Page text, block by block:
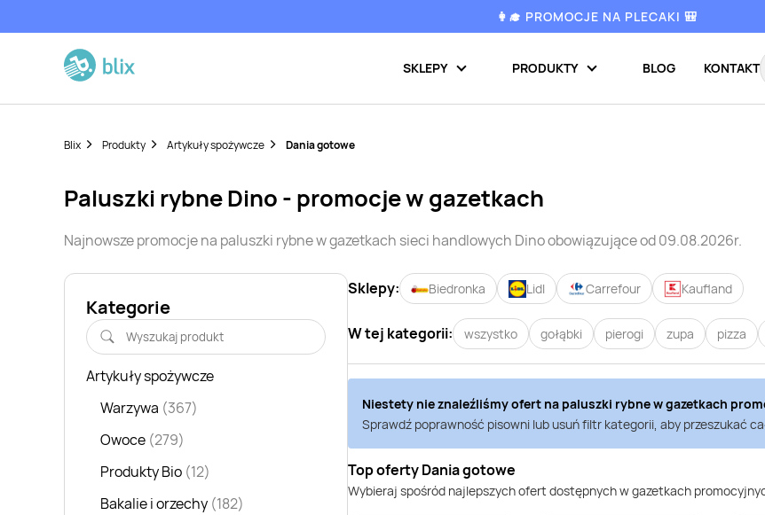
👩‍🎓 PROMOCJE NA PLECAKI 🎒
SKLEPY PRODUKTY BLOG KONTAKT
Blix Produkty Artykuły spożywcze Dania gotowe
paluszki rybneDino - promocje w gazetkach
Najnowsze promocje na paluszki rybnew gazetkach sieci handlowych Dinoobowiązujące od 09.08.2026r.
Kategorie
Artykuły spożywcze
Warzywa (367)
Owoce (279)
Produkty Bio (12)
Bakalie i orzechy (182)
Sklepy: Biedronka Lidl Carrefour Kaufland
W tej kategorii: wszystko gołąbki pierogi zupa pizza
Niestety nie znaleźliśmy ofert na paluszki rybnew gazetkach
Sprawdź poprawność pisowni lub usuń filtr kategorii, aby przeszukać
Top oferty Dania gotowe
Wybieraj spośród najlepszych ofert dostępnych w gazetkach